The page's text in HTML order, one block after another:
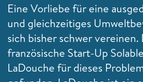
Eine Vorliebe für eine
und gleichzeitiges
sich bisher schwer vereinen.
französische Start-Up
LaDouche für dieses